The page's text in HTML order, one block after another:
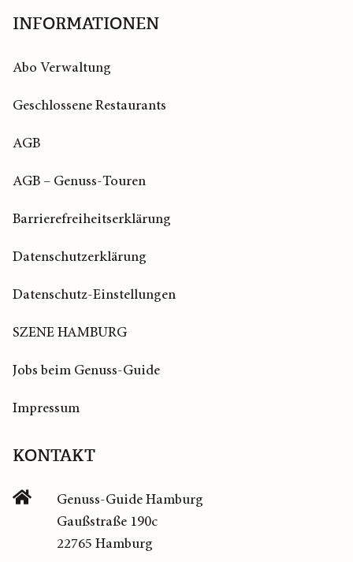
INFORMATIONEN
Abo Verwaltung
Geschlossene Restaurants
AGB
AGB – Genuss-Touren
Barrierefreiheitserklärung
Datenschutzerklärung
Datenschutz-Einstellungen
SZENE HAMBURG
Jobs beim Genuss-Guide
Impressum
KONTAKT
Genuss-Guide Hamburg
Gaußstraße 190c
22765 Hamburg